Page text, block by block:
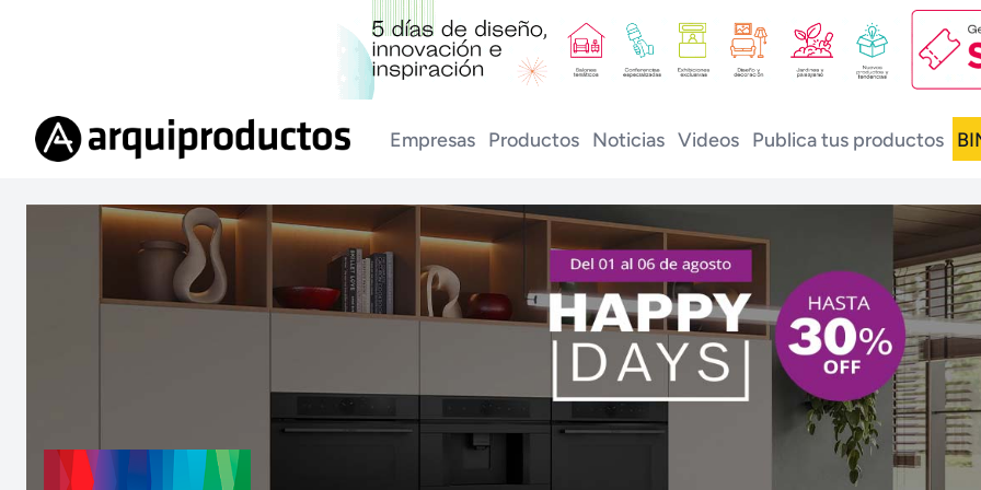
Empresas Productos Noticias Videos Publica tus productos